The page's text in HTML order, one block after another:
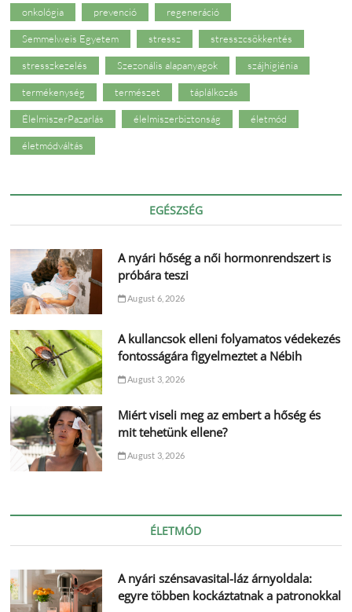
onkológia prevenció regeneráció
Semmelweis Egyetem stressz stresszcsökkentés
stresszkezelés Szezonális alapanyagok szájhigiénia
termékenység természet táplálkozás
ÉlelmiszerPazarlás élelmiszerbiztonság életmód
életmódváltás
EGÉSZSÉG
A nyári hőség a női hormonrendszert is
próbára teszi
August 6, 2026
A kullancsok elleni folyamatos védekezés
fontosságára figyelmeztet a Nébih
August 3, 2026
Miért viseli meg az embert a hőség és
mit tehetünk ellene?
August 3, 2026
ÉLETMÓD
A nyári szénsavasital-láz árnyoldala:
egyre többen kockáztatnak a patronokkal